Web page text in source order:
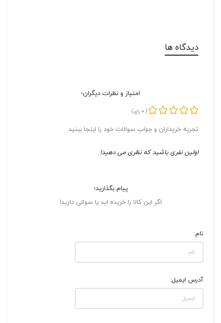
دیدگاه ها
امتیاز و نظرات دیگران؛
(
0 رای)
تجربه خریداران و جواب سوالات خود را اینجا ببنید.
اولین نفری باشید که نظری می دهید!
پیام بگذارید؛
اگر این کالا را خریده اید یا سوالی دارید!
نام:
آدرس ایمیل: